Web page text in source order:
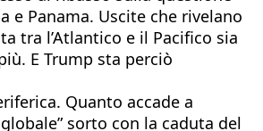
e Panama. Uscite che rivelano
tra l’Atlantico e il Pacifico sia
E Trump sta perciò
Quanto accade a
sorto con la caduta del